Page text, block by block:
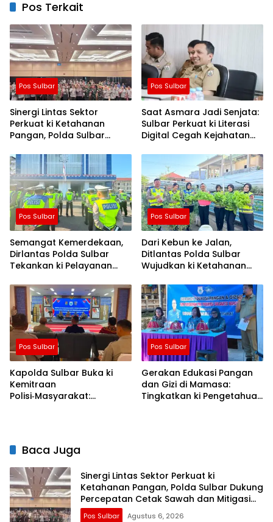
Pos Terkait
Pos Sulbar
Sinergi Lintas Sektor
Perkuat ki Ketahanan
Pangan, Polda Sulbar
Sawah dan Mitigasi
Kekeringan
Pos Sulbar
Saat Asmara Jadi Senjata:
Sulbar Perkuat ki Literasi
Digital Cegah Kejahatan
Pos Sulbar
Semangat Kemerdekaan,
Dirlantas Polda Sulbar
Tekankan ki Pelayanan
Menyentuh Hati
Pos Sulbar
Dari Kebun ke Jalan,
Ditlantas Polda Sulbar
Wujudkan ki Ketahanan
untuk Masyarakat
Pos Sulbar
Kapolda Sulbar Buka ki
Kemitraan
Polisi‑Masyarakat:
Pos Sulbar
Gerakan Edukasi Pangan
dan Gizi di Mamasa:
Tingkatkan ki Pengetahuan
Baca Juga
Sinergi Lintas Sektor Perkuat ki
Ketahanan Pangan, Polda Sulbar Dukung
Percepatan Cetak Sawah dan Mitigasi
Kekeringan
Pos Sulbar Agustus 6, 2026